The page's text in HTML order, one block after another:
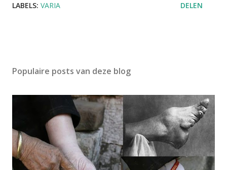
LABELS: VARIA DELEN
Populaire posts van deze blog